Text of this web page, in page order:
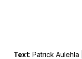
Text: Patrick Aulehla |